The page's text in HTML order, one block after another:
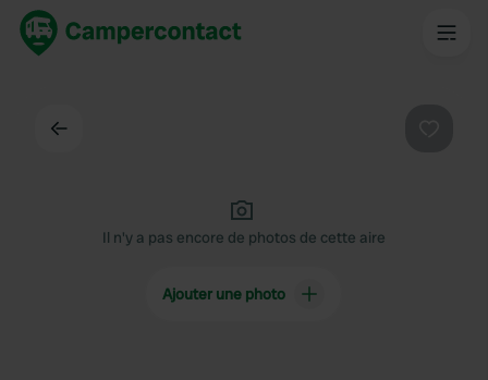
Il n'y a pas encore de photos de cette aire
Ajouter une photo